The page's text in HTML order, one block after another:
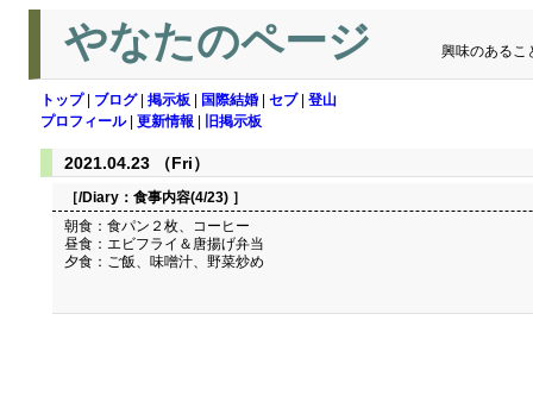
やなたのページ 興味のあるこ
トップ| ブログ| 掲示板 国際結婚 セブ| 登山
プロフィール| 更新情報 旧掲示板
2021.04.23 （Fri）
［/Diary： 食事内容(4/23) ］
朝食：食パン２枚、コーヒー
昼食：エビフライ＆唐揚げ弁当
夕食：ご飯、味噌汁、野菜炒め